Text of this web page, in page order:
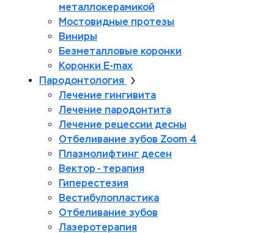
металлокерамикой
Мостовидные протезы
Виниры
Безметалловые коронки
Коронки E-max
Пародонтология
Лечение гингивита
Лечение пародонтита
Лечение рецессии десны
Отбеливание зубов Zoom 4
Плазмолифтинг десен
Вектор - терапия
Гиперестезия
Вестибулопластика
Отбеливание зубов
Лазеротерапия